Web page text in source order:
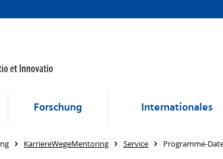
Forschung Internationales
KarriereWegeMentoring Service Programme-